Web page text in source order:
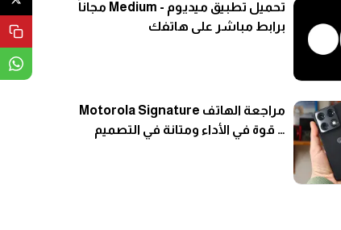
تحميل تطبيق ميديوم - Medium مجاناً
برابط مباشر على هاتفك
مراجعة الهاتف Motorola Signature
… قوة في الأداء ومتانة في التصميم